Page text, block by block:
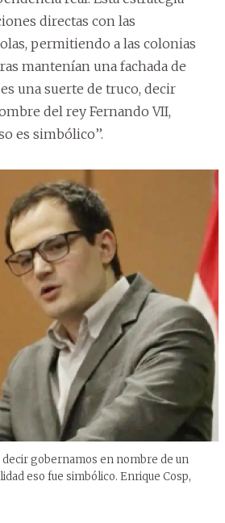
directas con las
permitiendo a las colonias
mantenían una fachada de
es una suerte de truco, decir
del rey Fernando VII,
es simbólico’’.
decir gobernamos en nombre de un
eso fue simbólico. Enrique Cosp,